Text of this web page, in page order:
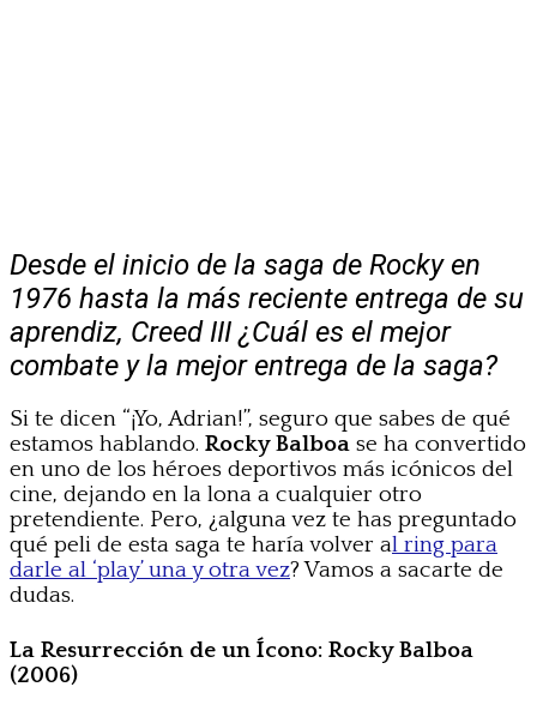
Desde el inicio de la saga de Rocky en
1976 hasta la más reciente entrega de su
aprendiz, Creed III ¿Cuál es el mejor
combate y la mejor entrega de la saga?
Si te dicen “¡Yo, Adrian!”, seguro que sabes de qué
estamos hablando. Rocky Balboa se ha convertido
en uno de los héroes deportivos más icónicos del
cine, dejando en la lona a cualquier otro
pretendiente. Pero, ¿alguna vez te has preguntado
qué peli de esta saga te haría volver al ring para
darle al ‘play’ una y otra vez? Vamos a sacarte de
dudas.
La Resurrección de un Ícono: Rocky Balboa
(2006)